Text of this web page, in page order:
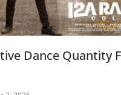
Dance Quantity